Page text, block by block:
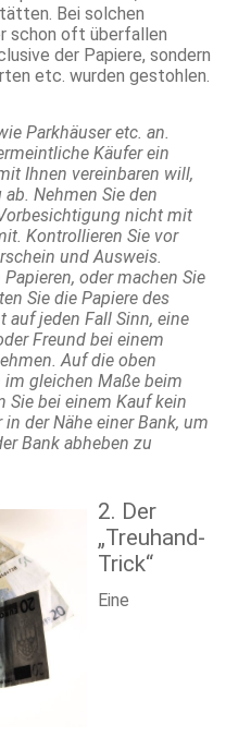
Bei solchen
schon oft überfallen
der Papiere, sondern
etc. wurden gestohlen.
Parkhäuser etc. an.
Käufer ein
Ihnen vereinbaren will,
Nehmen Sie den
nicht mit
Kontrollieren Sie vor
und Ausweis.
oder machen Sie
Sie die Papiere des
auf jeden Fall Sinn, eine
Freund bei einem
Auf die oben
gleichen Maße beim
Sie bei einem Kauf kein
der Nähe einer Bank, um
Bank abheben zu
2. Der
„Treuhand-
Trick“
Eine